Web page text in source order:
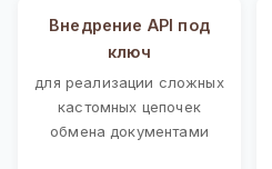
Внедрение API под
ключ
для реализации сложных
кастомных цепочек
обмена документами